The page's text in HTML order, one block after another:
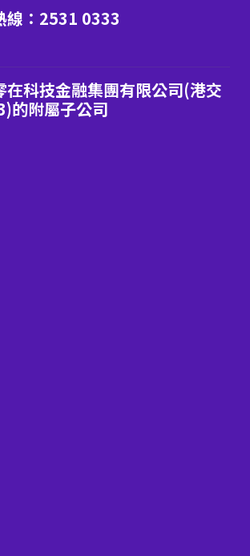
線：2531 0333
在科技金融集團有限公司(港交
的附屬子公司